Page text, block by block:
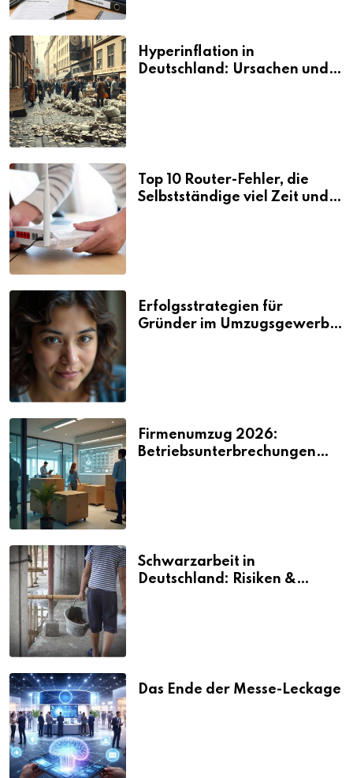
Hyperinflation in
Deutschland: Ursachen und
Top 10 Router-Fehler, die
Selbstständige viel Zeit und
Erfolgsstrategien für
Gründer im Umzugsgewerbe
Firmenumzug 2026:
Betriebsunterbrechungen
Schwarzarbeit in
Deutschland: Risiken &
Das Ende der Messe-Leckage